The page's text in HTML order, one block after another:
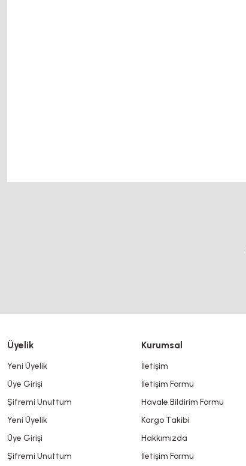
Üyelik
Yeni Üyelik
Üye Girişi
Şifremi Unuttum
Yeni Üyelik
Üye Girişi
Şifremi Unuttum
Kurumsal
İletişim
İletişim Formu
Havale Bildirim Formu
Kargo Takibi
Hakkımızda
İletişim Formu